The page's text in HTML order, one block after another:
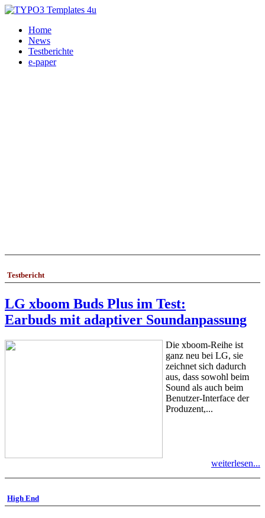
Home
News
Testberichte
e-paper
Testbericht
LG xboom Buds Plus im Test:
Earbuds mit adaptiver Soundanpassung
Die xboom-Reihe ist
ganz neu bei LG, sie
zeichnet sich dadurch
aus, dass sowohl beim
Sound als auch beim
Benutzer-Interface der
Produzent,...
weiterlesen...
High End